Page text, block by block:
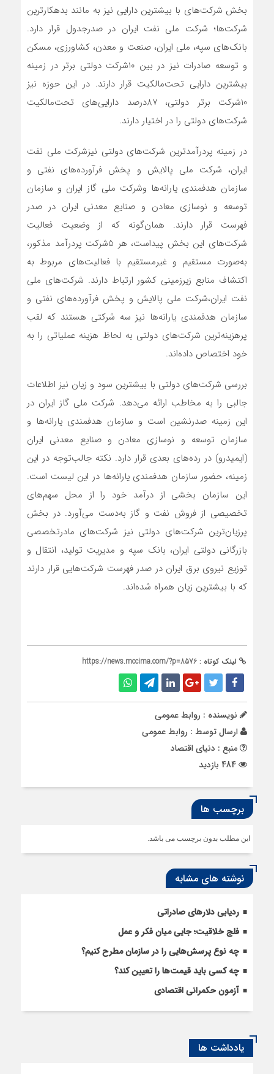
بخش شرکت‌های با بیشترین دارایی نیز به مانند بدهکارترین
شرکت‌ها؛ ‌شرکت ملی نفت ایران در صدرجدول قرار دارد.
بانک‌های سپه، ملی ایران، صنعت و معدن، کشاورزی، مسکن
و توسعه صادرات نیز در بین 10‌شرکت دولتی برتر در زمینه
بیشترین دارایی تحت‌مالکیت قرار دارند. در این حوزه نیز
10‌شرکت برتر دولتی، 87‌درصد دارایی‌های تحت‌مالکیت
شرکت‌های دولتی را در اختیار دارند.
در زمینه پردرآمدترین شرکت‌های دولتی نیز‌شرکت ملی نفت
ایران،‌ شرکت ملی پالایش و پخش فرآورده‌های نفتی و
سازمان هدفمندی یارانه‌‌‌‌‌ها و‌شرکت ملی گاز ایران و سازمان
توسعه و نوسازی معادن و صنایع معدنی ایران در صدر
فهرست قرار دارند. همان‌گونه که از وضعیت فعالیت
شرکت‌های این بخش پیداست، هر 5‌شرکت پردرآمد مذکور،
به‌صورت مستقیم و غیرمستقیم با فعالیت‌‌‌‌‌های مربوط به
اکتشاف منابع زیرزمینی کشور ارتباط دارند. شرکت‌های ملی
نفت ایران،‌شرکت ملی پالایش و پخش فرآورده‌های نفتی و
سازمان هدفمندی یارانه‌‌‌‌‌ها نیز سه شرکتی هستند که لقب
پرهزینه‌‌‌‌‌ترین شرکت‌های دولتی به لحاظ هزینه عملیاتی را به
خود اختصاص داده‌اند.
بررسی شرکت‌های دولتی با بیشترین سود و زیان نیز اطلاعات
جالبی را به مخاطب ارائه می‌دهد.‌ شرکت ملی گاز ایران در
این زمینه صدرنشین است و سازمان هدفمندی یارانه‌‌‌‌‌ها و
سازمان توسعه و نوسازی معادن و صنایع معدنی ایران
(ایمیدرو) در رده‌‌‌‌‌های بعدی قرار دارد. نکته جالب‌توجه در این
زمینه، حضور سازمان هدفمندی یارانه‌‌‌‌‌ها در این لیست است.
این سازمان بخشی از درآمد خود را از محل سهم‌‌‌‌‌های
تخصیصی از فروش نفت و گاز به‌دست می‌آورد. در بخش
پرزیان‌‌‌‌‌ترین شرکت‌های دولتی نیز شرکت‌های مادرتخصصی
بازرگانی دولتی ایران، بانک سپه و مدیریت تولید، انتقال و
توزیع نیروی برق ایران در صدر فهرست شرکت‌هایی قرار دارند
که با بیشترین زیان همراه شده‌اند.
لینک کوتاه : https://news.mccima.com/?p=8576
نویسنده : روابط عمومی
ارسال توسط : روابط عمومی
منبع : دنیای اقتصاد
برچسب ها
این مطلب بدون برچسب می باشد.
نوشته های مشابه
ردیابی دلارهای صادراتی
فلج خلاقیت؛ جایی میان فکر و عمل
چه نوع پرسش‌هایی را در سازمان مطرح کنیم؟
چه کسی باید قیمت‌ها را تعیین کند؟
آزمون حکمرانی اقتصادی
یادداشت ها